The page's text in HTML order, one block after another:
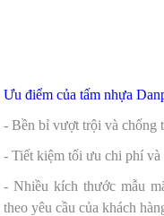
Ưu điểm của tấm nhựa
- Bền bỉ vượt trội và chống
- Tiết kiệm tối ưu chi phí và
- Nhiều kích thước mẫu
theo yêu cầu của khách